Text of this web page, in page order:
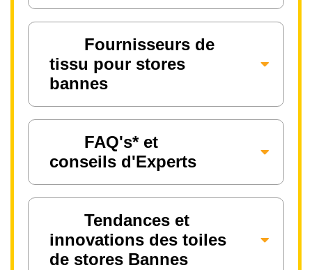
Fournisseurs de
tissu pour stores
bannes
FAQ's* et
conseils d'Experts
Tendances et
innovations des toiles
de stores Bannes